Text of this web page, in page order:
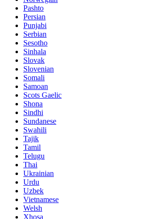
Pashto
Persian
Punjabi
Serbian
Sesotho
Sinhala
Slovak
Slovenian
Somali
Samoan
Scots Gaelic
Shona
Sindhi
Sundanese
Swahili
Tajik
Tamil
Telugu
Thai
Ukrainian
Urdu
Uzbek
Vietnamese
Welsh
Xhosa